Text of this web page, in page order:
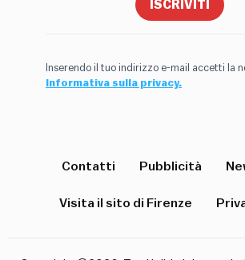
ISCRIVITI
Inserendo il tuo indirizzo e-mail accetti la
Informativa sulla privacy.
Contatti Pubblicità
Visita il sito di Firenze